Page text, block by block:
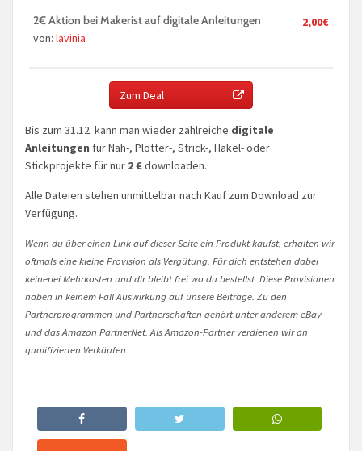
2,00€
2€ Aktion bei Makerist auf digitale Anleitungen
von: lavinia
Zum Deal
Bis zum 31.12. kann man wieder zahlreiche digitale
Anleitungen für Näh-, Plotter-, Strick-, Häkel- oder
Stickprojekte für nur 2 €downloaden.
Alle Dateien stehen unmittelbar nach Kauf zum Download zur
Verfügung.
Wenn du über einen Link auf dieser Seite ein Produkt kaufst, erhalten wir
oftmals eine kleine Provision als Vergütung. Für dich entstehen dabei
keinerlei Mehrkosten und dir bleibt frei wo du bestellst. Diese Provisionen
haben in keinem Fall Auswirkung auf unsere Beiträge. Zu den
Partnerprogrammen und Partnerschaften gehört unter anderem eBay
und das Amazon PartnerNet. Als Amazon-Partner verdienen wir an
qualifizierten Verkäufen.